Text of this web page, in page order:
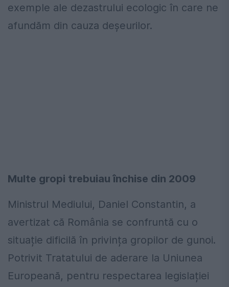
exemple ale dezastrului ecologic în care ne
afundăm din cauza deşeurilor.
Multe gropi trebuiau închise din 2009
Ministrul Mediului, Daniel Constantin, a
avertizat că România se confruntă cu o
situație dificilă în privința gropilor de gunoi.
Potrivit Tratatului de aderare la Uniunea
Europeană, pentru respectarea legislației